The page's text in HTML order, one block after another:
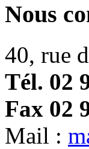
Nous
40, rue
Tél. 02
Fax 02
Mail :